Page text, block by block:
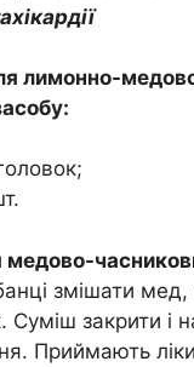
лимонно-
змішати мед,
Суміш закрити і
Приймають